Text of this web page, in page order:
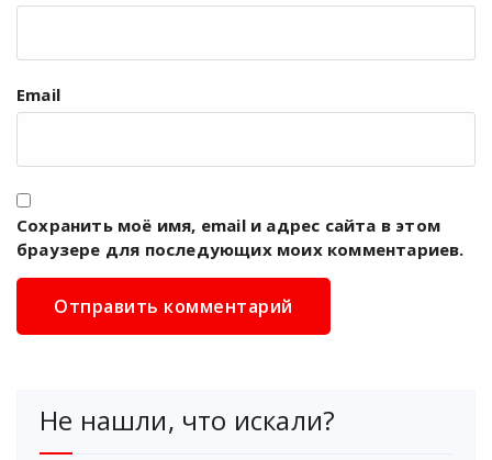
Email
Сохранить моё имя, email и адрес сайта в этом
браузере для последующих моих комментариев.
Не нашли, что искали?